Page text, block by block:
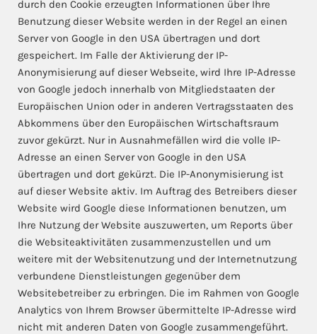
durch den Cookie erzeugten Informationen über Ihre
Benutzung dieser Website werden in der Regel an einen
Server von Google in den USA übertragen und dort
gespeichert. Im Falle der Aktivierung der IP-
Anonymisierung auf dieser Webseite, wird Ihre IP-Adresse
von Google jedoch innerhalb von Mitgliedstaaten der
Europäischen Union oder in anderen Vertragsstaaten des
Abkommens über den Europäischen Wirtschaftsraum
zuvor gekürzt. Nur in Ausnahmefällen wird die volle IP-
Adresse an einen Server von Google in den USA
übertragen und dort gekürzt. Die IP-Anonymisierung ist
auf dieser Website aktiv. Im Auftrag des Betreibers dieser
Website wird Google diese Informationen benutzen, um
Ihre Nutzung der Website auszuwerten, um Reports über
die Websiteaktivitäten zusammenzustellen und um
weitere mit der Websitenutzung und der Internetnutzung
verbundene Dienstleistungen gegenüber dem
Websitebetreiber zu erbringen. Die im Rahmen von Google
Analytics von Ihrem Browser übermittelte IP-Adresse wird
nicht mit anderen Daten von Google zusammengeführt.